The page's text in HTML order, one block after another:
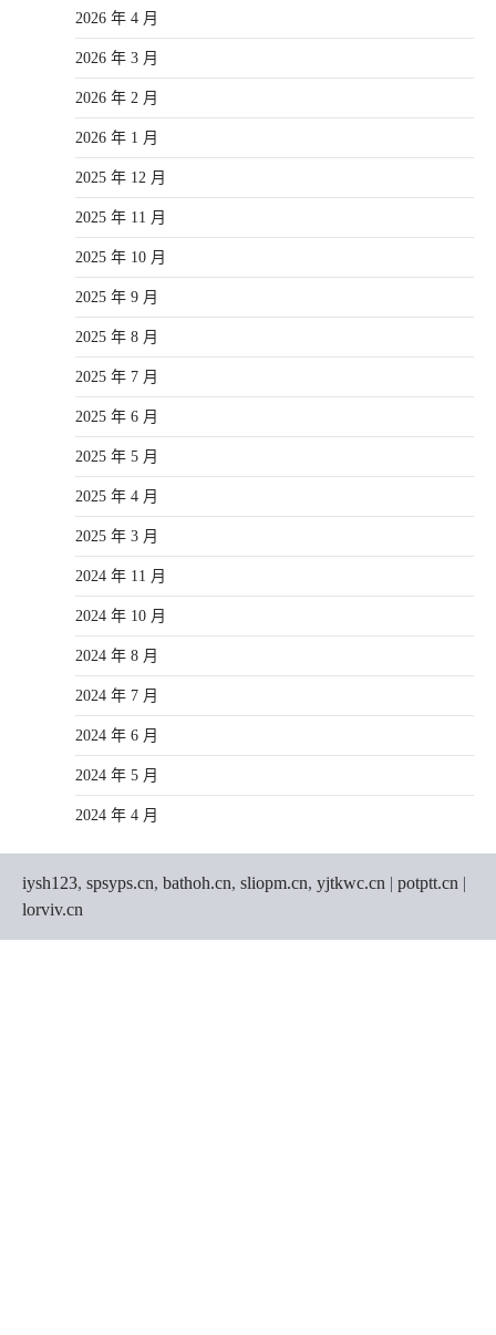
2026 年 4 月
2026 年 3 月
2026 年 2 月
2026 年 1 月
2025 年 12 月
2025 年 11 月
2025 年 10 月
2025 年 9 月
2025 年 8 月
2025 年 7 月
2025 年 6 月
2025 年 5 月
2025 年 4 月
2025 年 3 月
2024 年 11 月
2024 年 10 月
2024 年 8 月
2024 年 7 月
2024 年 6 月
2024 年 5 月
2024 年 4 月
iysh123, spsyps.cn, bathoh.cn, sliopm.cn, yjtkwc.cn | potptt.cn |
lorviv.cn